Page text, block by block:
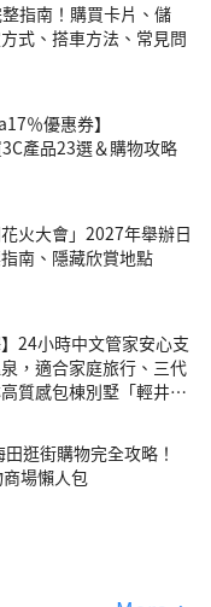
指南！購買卡片、儲
式、搭車方法、常見問
％優惠券】
產品23選＆購物攻略
火大會」2027年舉辦日
南、隱藏欣賞地點
24小時中文管家安心支
，適合家庭旅行、三代
質感包棟別墅「輕井澤
田逛街購物完全攻略！
場懶人包